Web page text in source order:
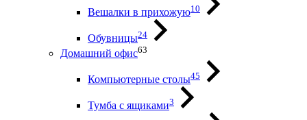
Вешалки в прихожую10
Обувницы24
Домашний офис63
Компьютерные столы45
Тумба с ящиками3